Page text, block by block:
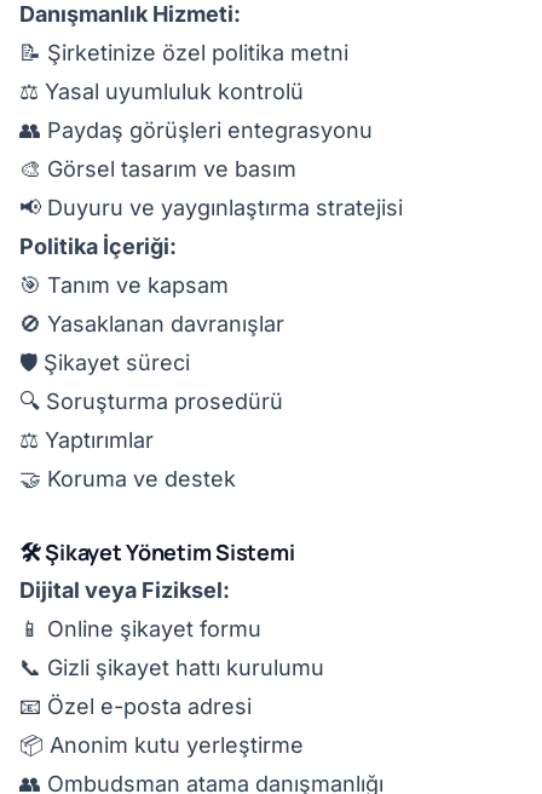
Danışmanlık Hizmeti:
📝 Şirketinize özel politika metni
⚖️ Yasal uyumluluk kontrolü
👥 Paydaş görüşleri entegrasyonu
🎨 Görsel tasarım ve basım
📢 Duyuru ve yaygınlaştırma stratejisi
Politika İçeriği:
🎯 Tanım ve kapsam
🚫 Yasaklanan davranışlar
🛡️ Şikayet süreci
🔍 Soruşturma prosedürü
⚖️ Yaptırımlar
🤝 Koruma ve destek
🛠️ Şikayet Yönetim Sistemi
Dijital veya Fiziksel:
📱 Online şikayet formu
📞 Gizli şikayet hattı kurulumu
📧 Özel e-posta adresi
📦 Anonim kutu yerleştirme
👥 Ombudsman atama danışmanlığı